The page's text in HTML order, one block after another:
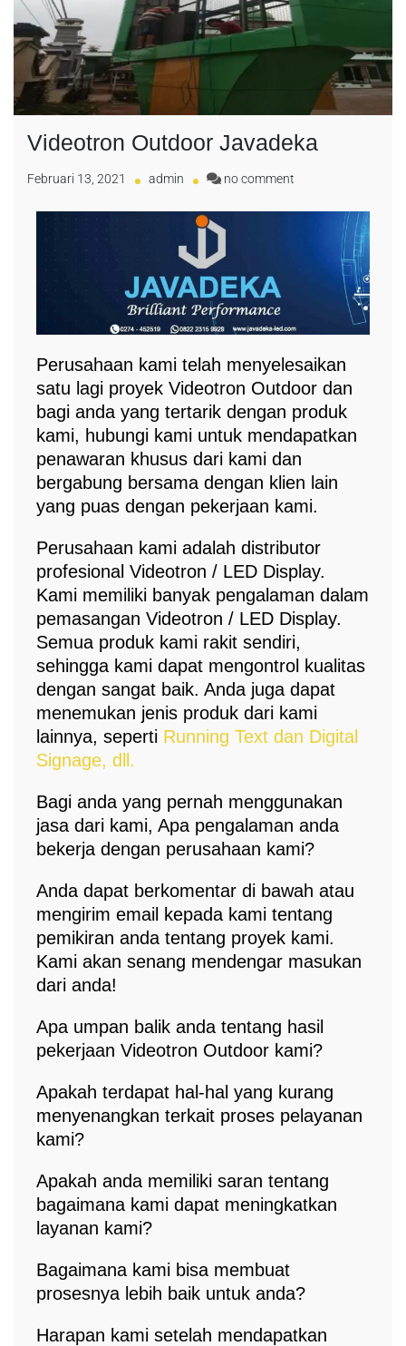
Videotron Outdoor Javadeka
Februari 13, 2021 admin no comment
Perusahaan kami telah menyelesaikan
satu lagi proyek Videotron Outdoor dan
bagi anda yang tertarik dengan produk
kami, hubungi kami untuk mendapatkan
penawaran khusus dari kami dan
bergabung bersama dengan klien lain
yang puas dengan pekerjaan kami.
Perusahaan kami adalah distributor
profesional Videotron / LED Display.
Kami memiliki banyak pengalaman dalam
pemasangan Videotron / LED Display.
Semua produk kami rakit sendiri,
sehingga kami dapat mengontrol kualitas
dengan sangat baik. Anda juga dapat
menemukan jenis produk dari kami
lainnya, seperti Running Text dan Digital
Signage, dll.
Bagi anda yang pernah menggunakan
jasa dari kami, Apa pengalaman anda
bekerja dengan perusahaan kami?
Anda dapat berkomentar di bawah atau
mengirim email kepada kami tentang
pemikiran anda tentang proyek kami.
Kami akan senang mendengar masukan
dari anda!
Apa umpan balik anda tentang hasil
pekerjaan Videotron Outdoor kami?
Apakah terdapat hal-hal yang kurang
menyenangkan terkait proses pelayanan
kami?
Apakah anda memiliki saran tentang
bagaimana kami dapat meningkatkan
layanan kami?
Bagaimana kami bisa membuat
prosesnya lebih baik untuk anda?
Harapan kami setelah mendapatkan